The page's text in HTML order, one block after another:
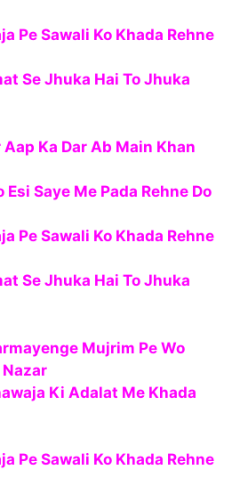
Pe Sawali Ko Khada Rehne
Se Jhuka Hai To Jhuka
Ka Dar Ab Main Khan
Esi Saye Me Pada Rehne Do
Pe Sawali Ko Khada Rehne
Se Jhuka Hai To Jhuka
Mujrim Pe Wo
Ki Adalat Me Khada
Pe Sawali Ko Khada Rehne